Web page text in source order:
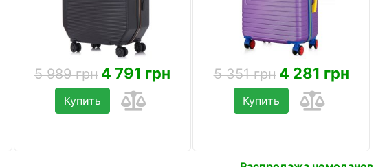
5 989 грн 4 791 грн
Купить
5 351 грн 4 281 грн
Купить